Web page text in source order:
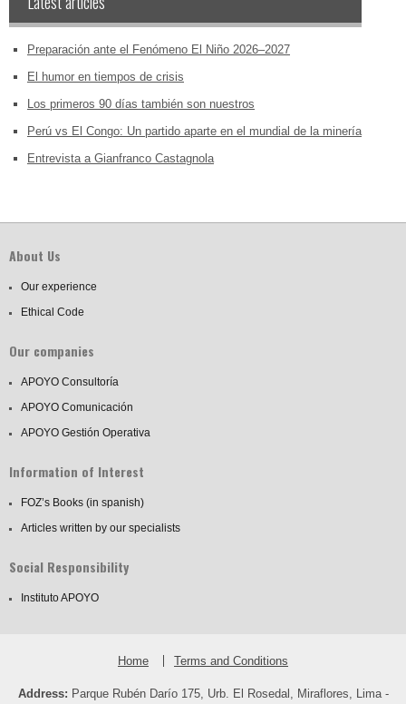
Preparación ante el Fenómeno El Niño 2026–2027
El humor en tiempos de crisis
Los primeros 90 días también son nuestros
Perú vs El Congo: Un partido aparte en el mundial de la minería
Entrevista a Gianfranco Castagnola
About Us
Our experience
Ethical Code
Our companies
APOYO Consultoría
APOYO Comunicación
APOYO Gestión Operativa
Information of Interest
FOZ’s Books (in spanish)
Articles written by our specialists
Social Responsibility
Instituto APOYO
Home Terms and Conditions
Address: Parque Rubén Darío 175, Urb. El Rosedal, Miraflores, Lima -